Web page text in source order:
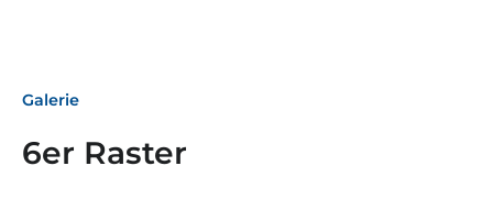
Galerie
6er Raster